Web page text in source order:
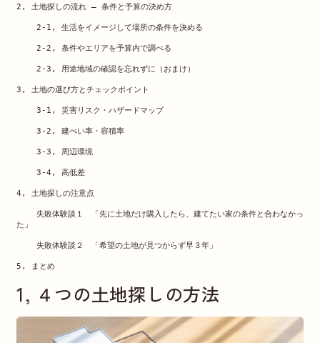
2, 土地探しの流れ – 条件と予算の決め方
2-1, 生活をイメージして場所の条件を決める
2-2, 条件やエリアを予算内で調べる
2-3, 用途地域の確認を忘れずに（おまけ）
3, 土地の選び方とチェックポイント
3-1, 災害リスク・ハザードマップ
3-2, 建ぺい率・容積率
3-3, 周辺環境
3-4, 高低差
4, 土地探しの注意点
失敗体験談１　「先に土地だけ購入したら、建てたい家の条件と合わなかっ
た」
失敗体験談２　「希望の土地が見つからず早３年」
5, まとめ
1, ４つの土地探しの方法